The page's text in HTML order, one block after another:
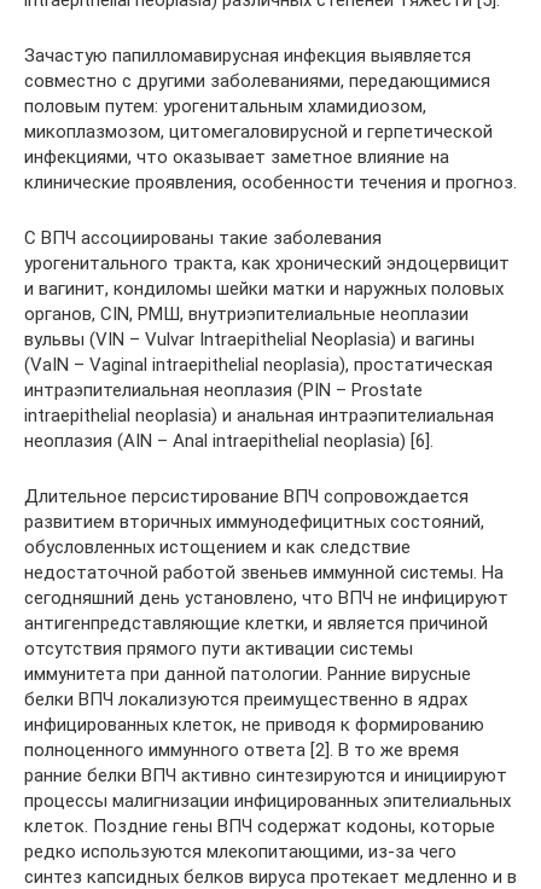
Зачастую папилломавирусная инфекция выявляется
совместно с другими заболеваниями, передающимися
половым путем: урогенитальным хламидиозом,
микоплазмозом, цитомегаловирусной и герпетической
инфекциями, что оказывает заметное влияние на
клинические проявления, особенности течения и прогноз.
С ВПЧ ассоциированы такие заболевания
урогенитального тракта, как хронический эндоцервицит
и вагинит, кондиломы шейки матки и наружных половых
органов, CIN, РМШ, внутриэпителиальные неоплазии
вульвы (VIN – Vulvar Intraepithelial Neoplasia) и вагины
(VaIN – Vaginal intraepithelial neoplasia), простатическая
интраэпителиальная неоплазия (PIN – Prostate
intraepithelial neoplasia) и анальная интраэпителиальная
неоплазия (AIN – Anal intraepithelial neoplasia) [6].
Длительное персистирование ВПЧ сопровождается
развитием вторичных иммунодефицитных состояний,
обусловленных истощением и как следствие
недостаточной работой звеньев иммунной системы. На
сегодняшний день установлено, что ВПЧ не инфицируют
антигенпредставляющие клетки, и является причиной
отсутствия прямого пути активации системы
иммунитета при данной патологии. Ранние вирусные
белки ВПЧ локализуются преимущественно в ядрах
инфицированных клеток, не приводя к формированию
полноценного иммунного ответа [2]. В то же время
ранние белки ВПЧ активно синтезируются и инициируют
процессы малигнизации инфицированных эпителиальных
клеток. Поздние гены ВПЧ содержат кодоны, которые
редко используются млекопитающими, из-за чего
синтез капсидных белков вируса протекает медленно и в